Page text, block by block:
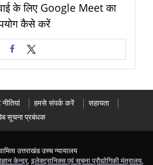
के लिए Google Meet का
कैसे करें
हमसे संपर्क करें
सहायता
सूचना प्रबंधक
उत्तराखंड उच्च न्यायालय
केन्द्र, इलेक्ट्रानिक्स एवं सूचना प्रौद्योगिकी मंत्रालय